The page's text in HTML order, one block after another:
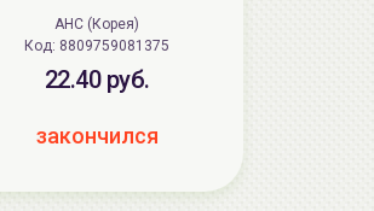
AHC (Корея)
Код: 8809759081375
22.40 руб.
закончился